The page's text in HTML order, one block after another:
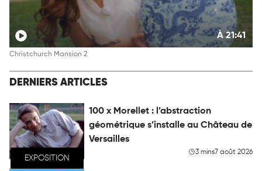
À 21:41
Christchurch Mansion 2
DERNIERS ARTICLES
EXPOSITION
100 x Morellet : l’abstraction
géométrique s’installe au Château de
Versailles
3 mins7 août 2026